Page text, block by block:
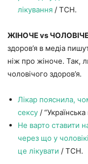
лікування / ТСН.
ЖІНОЧЕ vs
здоров’я в медіа
ніж про жіноче. Так,
чоловічого здоров’я.
Лікар пояснила,
сексу /
Не варто ставити
через що у
це лікувати / ТСН.